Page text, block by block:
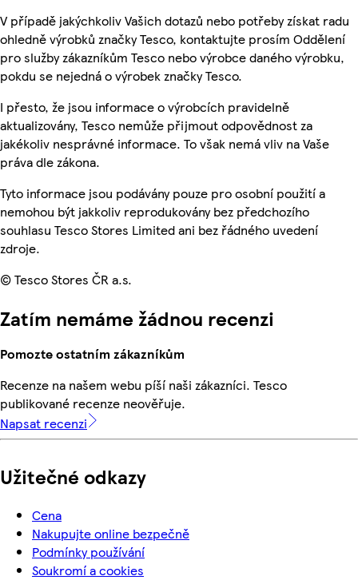
V případě jakýchkoliv Vašich dotazů nebo potřeby získat radu
ohledně výrobků značky Tesco, kontaktujte prosím Oddělení
pro služby zákazníkům Tesco nebo výrobce daného výrobku,
pokdu se nejedná o výrobek značky Tesco.
I přesto, že jsou informace o výrobcích pravidelně
aktualizovány, Tesco nemůže přijmout odpovědnost za
jakékoliv nesprávné informace. To však nemá vliv na Vaše
práva dle zákona.
Tyto informace jsou podávány pouze pro osobní použití a
nemohou být jakkoliv reprodukovány bez předchozího
souhlasu Tesco Stores Limited ani bez řádného uvedení
zdroje.
© Tesco Stores ČR a.s.
Zatím nemáme žádnou recenzi
Pomozte ostatním zákazníkům
Recenze na našem webu píší naši zákazníci. Tesco
publikované recenze neověřuje.
Napsat recenzi
Užitečné odkazy
Cena
Nakupujte online bezpečně
Podmínky používání
Soukromí a cookies